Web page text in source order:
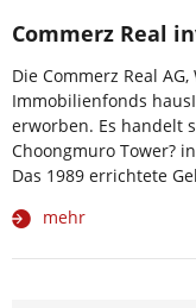
Commerz Real
Die Commerz Real
Immobilienfonds
erworben. Es handelt
Choongmuro Tower?
Das 1989 errichtete
mehr